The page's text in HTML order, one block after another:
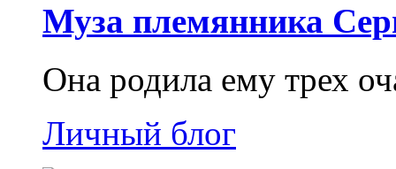
Муза племянника
Она родила ему трех
Личный блог